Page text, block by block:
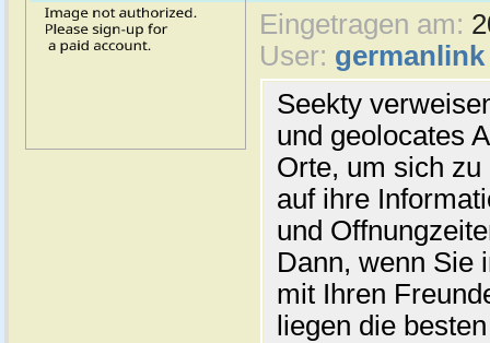
Eingetragen am:
User: germanlink
Seekty
und geolocates
Orte, um sich
auf ihre
und
Dann, wenn Sie
mit Ihren
liegen die